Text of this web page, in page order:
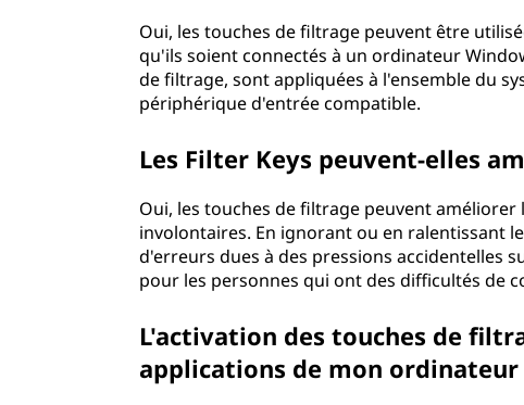
Oui, les touches de filtrage peuvent être
qu'ils soient connectés à un ordinateur
de filtrage, sont appliquées à l'ensemble du
périphérique d'entrée compatible.
Les Filter Keys peuvent-elles
Oui, les touches de filtrage peuvent
involontaires. En ignorant ou en ralentissant
d'erreurs dues à des pressions accidentelles
pour les personnes qui ont des difficultés de
L'activation des touches de
applications de mon ordinateur